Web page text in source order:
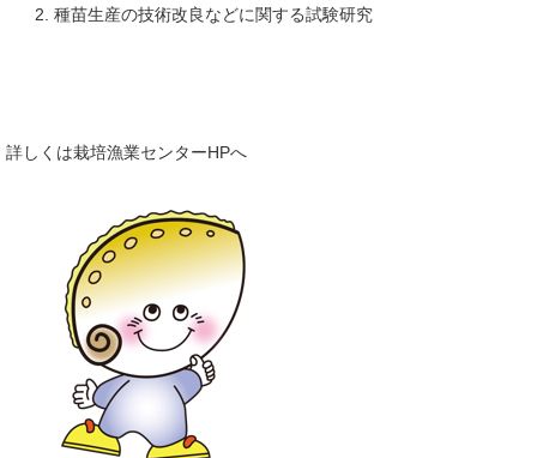
種苗生産の技術改良などに関する試験研究
詳しくは栽培漁業センターHPへ